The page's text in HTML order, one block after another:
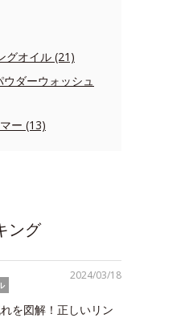
グオイル (21)
ダーウォッシュ
ー (13)
ング
2024/03/18
を図解！正しいリン